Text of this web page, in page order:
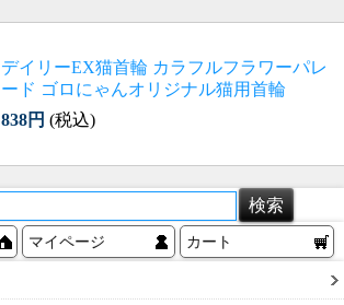
デイリーEX猫首輪 カラフルフラワーパレ
ード ゴロにゃんオリジナル猫用首輪
838円 (税込)
マイページ カート